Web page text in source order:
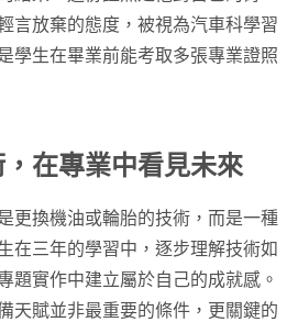
言放棄的態度，被視為汽車科學習
學生在畢業前能考取多張專業證照
在專業中看見未來
更換機油或輪胎的技術，而是一種
在三年的學習中，逐步理解技術如
題實作中建立屬於自己的成就感。
天賦並非最重要的條件，更關鍵的